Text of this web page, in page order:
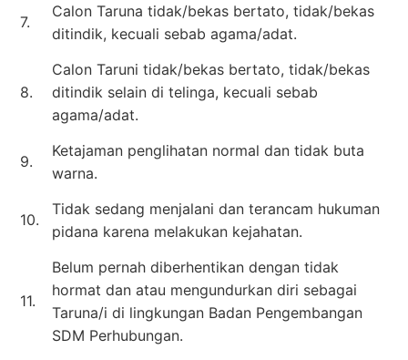
7.
Calon Taruna tidak/bekas bertato, tidak/bekas
ditindik, kecuali sebab agama/adat.
8.
Calon Taruni tidak/bekas bertato, tidak/bekas
ditindik selain di telinga, kecuali sebab
agama/adat.
9.
Ketajaman penglihatan normal dan tidak buta
warna.
10.
Tidak sedang menjalani dan terancam hukuman
pidana karena melakukan kejahatan.
11.
Belum pernah diberhentikan dengan tidak
hormat dan atau mengundurkan diri sebagai
Taruna/i di lingkungan Badan Pengembangan
SDM Perhubungan.